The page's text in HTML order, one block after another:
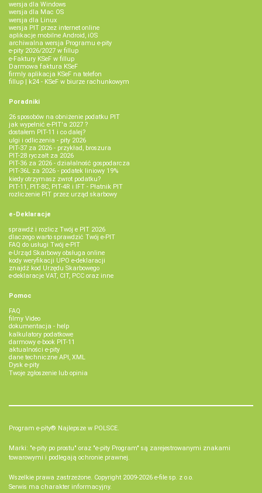
wersja dla Windows
wersja dla Mac OS
wersja dla Linux
wersja PIT przez internet online
aplikacje mobilne Android, iOS
archiwalna wersja Programu e-pity
e-pity 2026/2027 w fillup
e‑Faktury KSeF w fillup
Darmowa faktura KSeF
firmly aplikacja KSeF na telefon
fillup | k24 - KSeF w biurze rachunkowym
Poradniki
26 sposobów na obniżenie podatku PIT
jak wypełnić e-PIT'a 2027 ?
dostałem PIT-11 i co dalej?
ulgi i odliczenia - pity 2026
PIT-37 za 2026 - przykład, broszura
PIT-28 ryczałt za 2026
PIT-36 za 2026 - działalność gospodarcza
PIT-36L za 2026 - podatek liniowy 19%
kiedy otrzymasz zwrot podatku?
PIT-11, PIT-8C, PIT-4R i IFT - Płatnik PIT
rozliczenie PIT przez urząd skarbowy
e-Deklaracje
sprawdź i rozlicz Twój e PIT 2026
dlaczego warto sprawdzić Twój e-PIT
FAQ do usługi Twój e-PIT
e-Urząd Skarbowy obsługa online
kody weryfikacji UPO e-deklaracji
znajdź kod Urzędu Skarbowego
e-deklaracje VAT, CIT, PCC oraz inne
Pomoc
FAQ
filmy Video
dokumentacja - help
kalkulatory podatkowe
darmowy e-book PIT-11
aktualności e-pity
dane techniczne API, XML
Dysk e-pity
Twoje zgłoszenie lub opinia
Program e-pity® Najlepsze w POLSCE.
Marki: "e-pity po prostu" oraz "e-pity Program" są zarejestrowanymi znakami
towarowymi i podlegają ochronie prawnej.
Wszelkie prawa zastrzeżone. Copyright 2009-2026 e-file sp. z o.o.
Serwis ma charakter informacyjny.